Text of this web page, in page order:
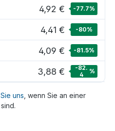
4,92 € -77.7%
4,41 € -80%
4,09 € -81.5%
3,88 €
-82.
4
%
uns , wenn Sie an einer